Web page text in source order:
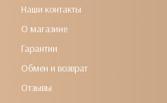
Наши контакты
О магазине
Гарантии
Обмен и возврат
Отзывы